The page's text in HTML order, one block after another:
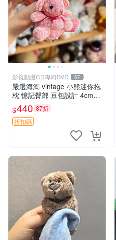
影視動漫CD專輯DVD 57
嚴選海淘 vintage 小熊迷你抱
枕 憶記臀部 豆包設計 4cm
高 推薦收藏 迷你豆包小熊、
高臀部、豆袋抱枕
$440 87折
折扣碼